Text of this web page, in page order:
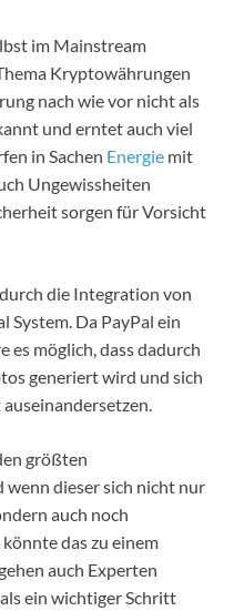
im Mainstream
Kryptowährungen
nach wie vor nicht als
und erntet auch viel
in Sachen Energie mit
Ungewissheiten
sorgen für Vorsicht
die Integration von
System. Da PayPal ein
es möglich, dass dadurch
generiert wird und sich
größten
dieser sich nicht nur
auch noch
das zu einem
auch Experten
ein wichtiger Schritt